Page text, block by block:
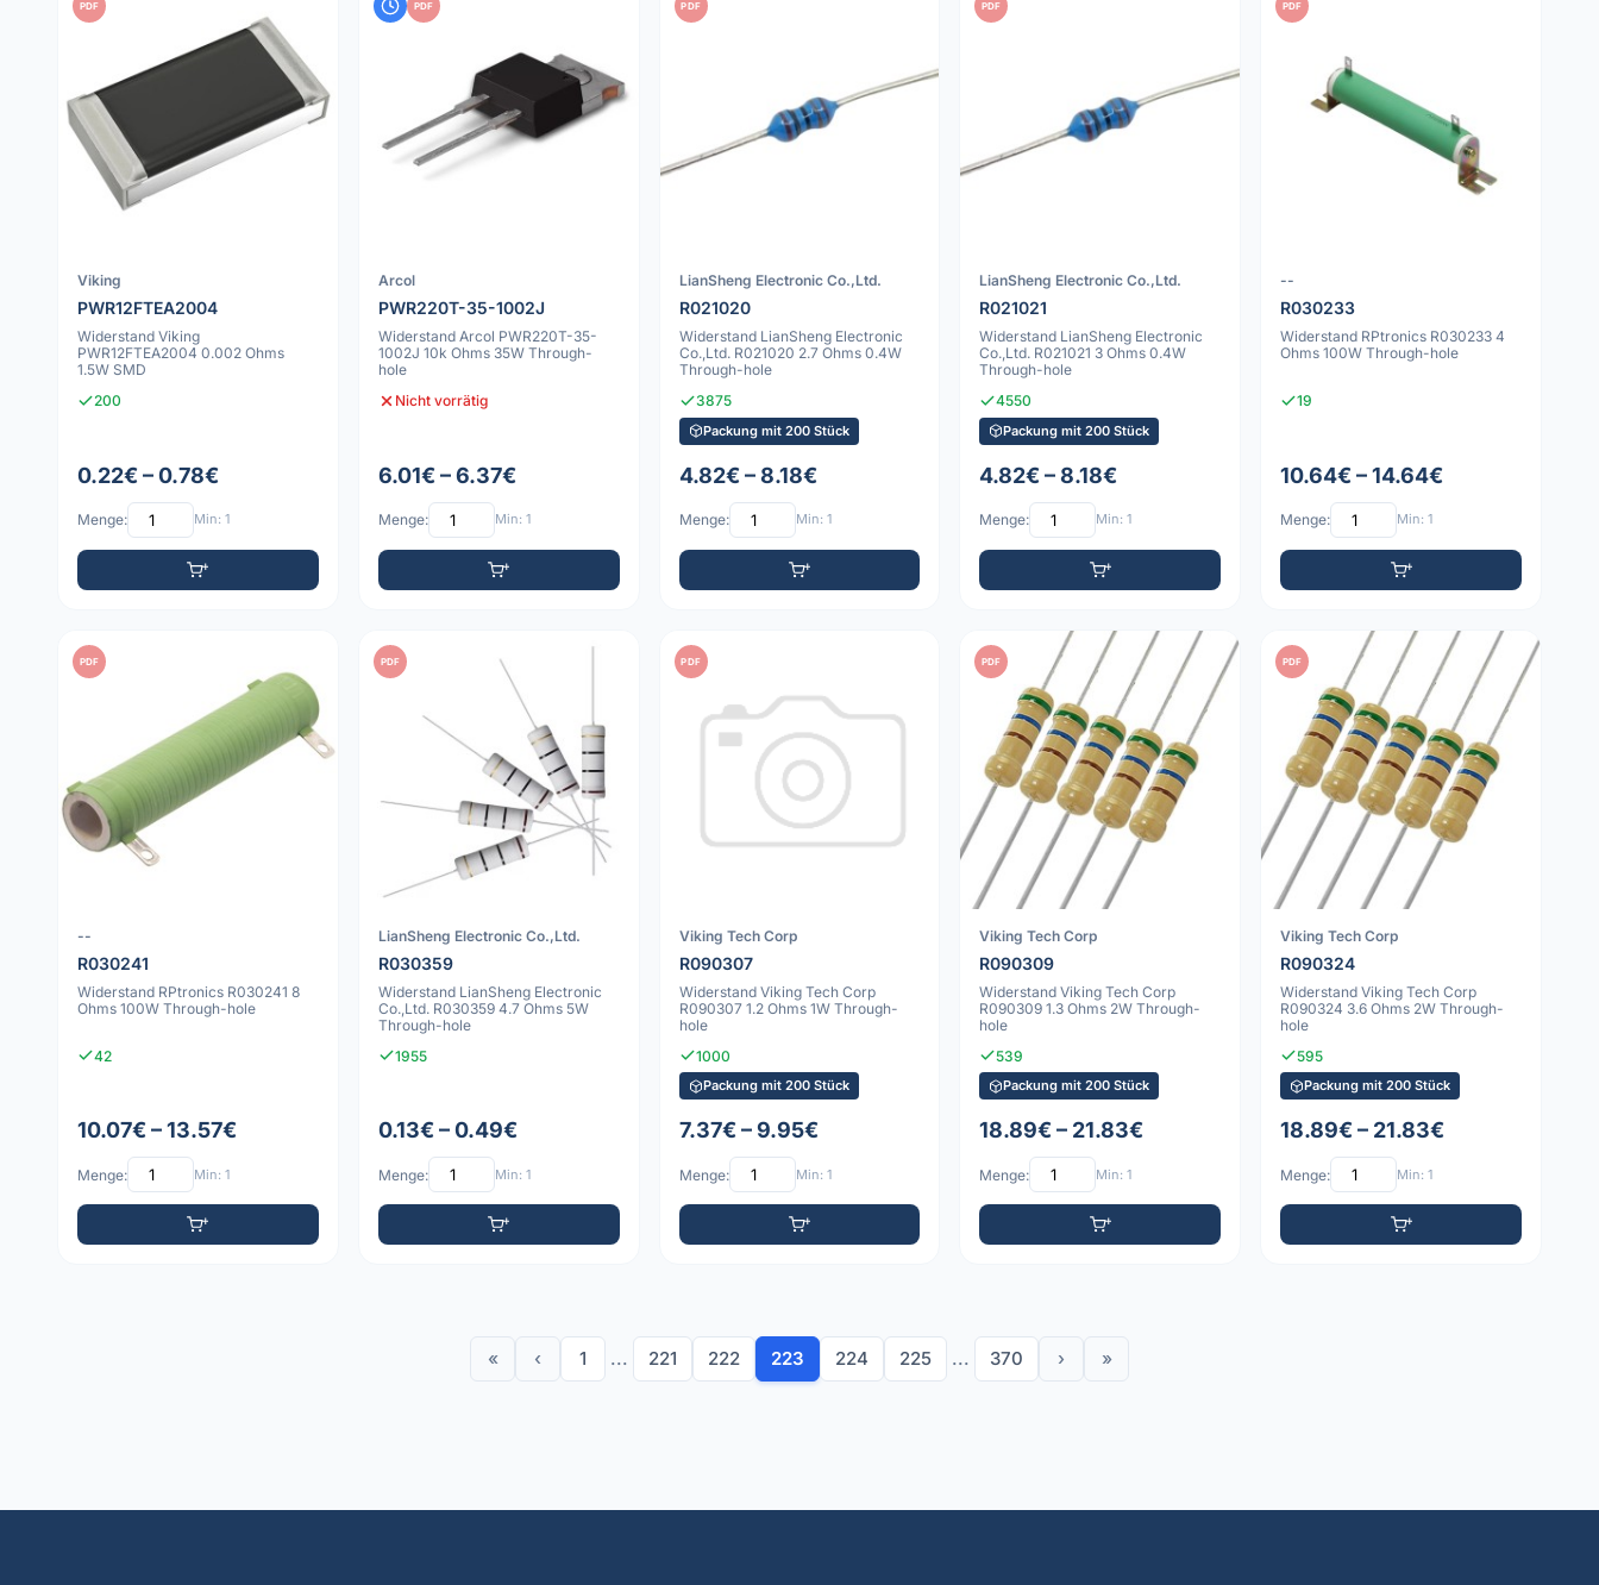
PDF
Viking
PWR12FTEA2004
Widerstand Viking
PWR12FTEA2004 0.002 Ohms
1.5W SMD
200
0.22€ – 0.78€
Menge: Min: 1
PDF
Arcol
PWR220T-35-1002J
Widerstand Arcol PWR220T-35-
1002J 10k Ohms 35W Through-
hole
Nicht vorrätig
6.01€ – 6.37€
Menge: Min: 1
PDF
LianSheng Electronic Co.,Ltd.
R021020
Widerstand LianSheng Electronic
Co.,Ltd. R021020 2.7 Ohms 0.4W
Through-hole
3875
Packung mit 200 Stück
4.82€ – 8.18€
Menge: Min: 1
PDF
LianSheng Electronic Co.,Ltd.
R021021
Widerstand LianSheng Electronic
Co.,Ltd. R021021 3 Ohms 0.4W
Through-hole
4550
Packung mit 200 Stück
4.82€ – 8.18€
Menge: Min: 1
PDF
--
R030233
Widerstand RPtronics R030233 4
Ohms 100W Through-hole
19
10.64€ – 14.64€
Menge: Min: 1
PDF
--
R030241
Widerstand RPtronics R030241 8
Ohms 100W Through-hole
42
10.07€ – 13.57€
Menge: Min: 1
PDF
LianSheng Electronic Co.,Ltd.
R030359
Widerstand LianSheng Electronic
Co.,Ltd. R030359 4.7 Ohms 5W
Through-hole
1955
0.13€ – 0.49€
Menge: Min: 1
PDF
Viking Tech Corp
R090307
Widerstand Viking Tech Corp
R090307 1.2 Ohms 1W Through-
hole
1000
Packung mit 200 Stück
7.37€ – 9.95€
Menge: Min: 1
PDF
Viking Tech Corp
R090309
Widerstand Viking Tech Corp
R090309 1.3 Ohms 2W Through-
hole
539
Packung mit 200 Stück
18.89€ – 21.83€
Menge: Min: 1
PDF
Viking Tech Corp
R090324
Widerstand Viking Tech Corp
R090324 3.6 Ohms 2W Through-
hole
595
Packung mit 200 Stück
18.89€ – 21.83€
Menge: Min: 1
« ‹ 1 ... 221 222 223 224 225 ... 370 › »